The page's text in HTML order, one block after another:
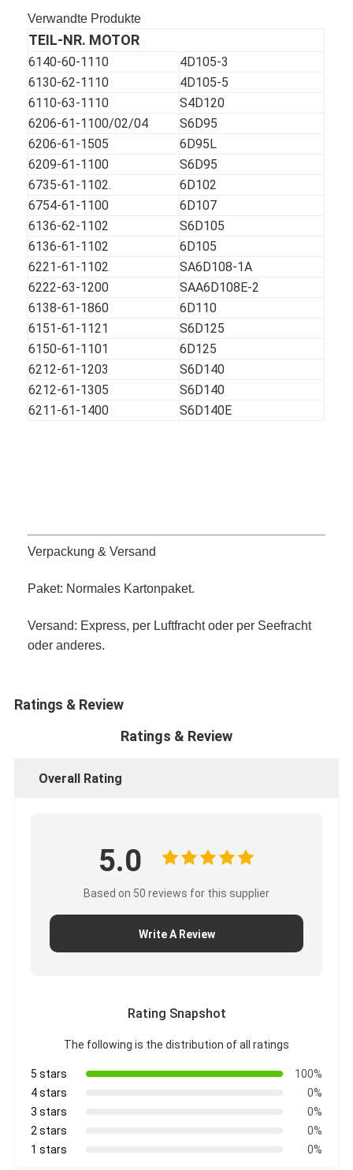
MITSUBISHI Motorteile
Teile für John Deere-Motoren
EG VOLVO Motorteile
Isuzu Engine Parts
Hino-Motorteile
YANMAR Motorteile
weichai Maschinenteile
Perkins-Motorteile
Verwandte Produkte
TEIL-NR. MOTOR
6140-60-1110
4D105-3
6130-62-1110
4D105-5
6110-63-1110
S4D120
6206-61-1100/02/04
S6D95
6206-61-1505
6D95L
6209-61-1100
S6D95
6735-61-1102.
6D102
6754-61-1100
6D107
6136-62-1102
S6D105
6136-61-1102
6D105
6221-61-1102
SA6D108-1A
6222-63-1200
SAA6D108E-2
6138-61-1860
6D110
6151-61-1121
S6D125
6150-61-1101
6D125
6212-61-1203
S6D140
6212-61-1305
S6D140
6211-61-1400
S6D140E
Verpackung & Versand
Paket: Normales Kartonpaket.
Versand: Express, per Luftfracht oder per Seefracht
oder anderes.
Ratings & Review
Ratings & Review
Overall Rating
5.0
Based on 50 reviews for this supplier
Write A Review
Rating Snapshot
The following is the distribution of all ratings
5 stars
100%
4 stars
0%
3 stars
0%
2 stars
0%
1 stars
0%